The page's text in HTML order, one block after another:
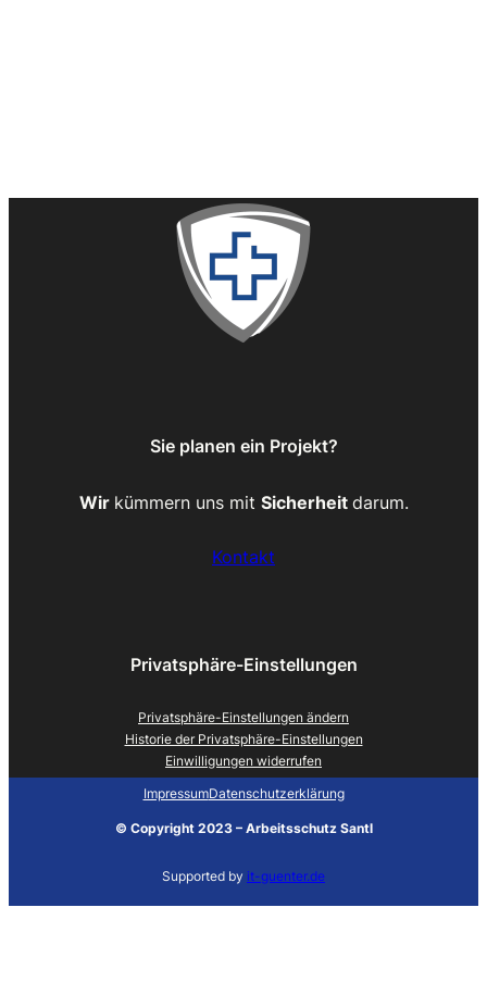
Sie planen ein Projekt?
Wir kümmern uns mit Sicherheit darum.
Kontakt
Privatsphäre-Einstellungen
Privatsphäre-Einstellungen ändern
Historie der Privatsphäre-Einstellungen
Einwilligungen widerrufen
ImpressumDatenschutzerklärung
© Copyright 2023 – Arbeitsschutz Santl
Supported by it-guenter.de